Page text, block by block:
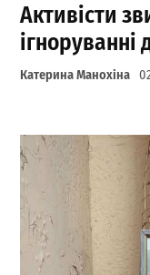
Активісти
ігноруванні
Катерина Манохіна